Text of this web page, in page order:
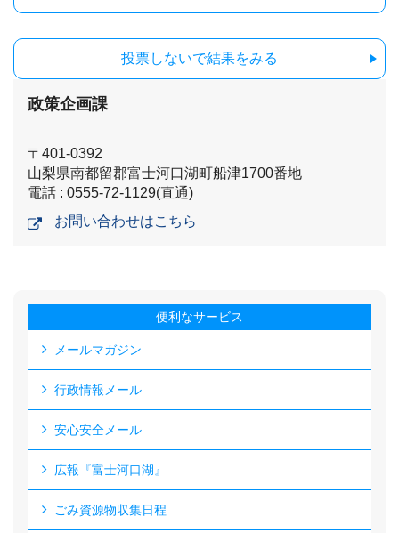
投票しないで結果をみる
政策企画課
〒401-0392
山梨県南都留郡富士河口湖町船津1700番地
電話 : 0555-72-1129(直通)
お問い合わせはこちら
便利なサービス
メールマガジン
行政情報メール
安心安全メール
広報『富士河口湖』
ごみ資源物収集日程